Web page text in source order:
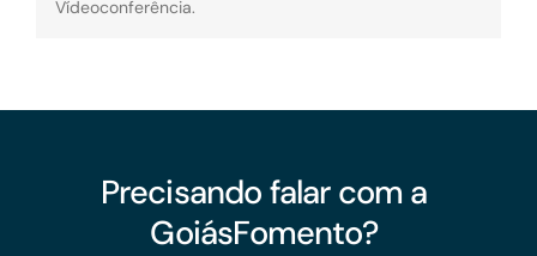
Vídeoconferência.
Precisando falar com a
GoiásFomento?